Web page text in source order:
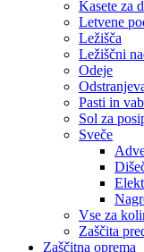
Kasete za
Letvene
Ležišča
Ležiščni
Odeje
Pasti in
Sol za
Sveče
Vse za
Zaščita
Zaščitna oprema